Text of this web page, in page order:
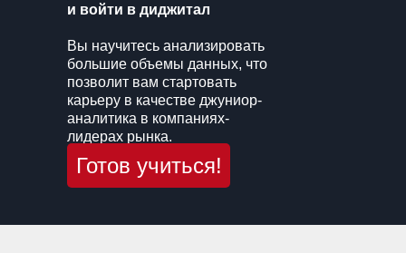
и войти в диджитал
Вы научитесь анализировать
большие объемы данных, что
позволит вам стартовать
карьеру в качестве джуниор-
аналитика в компаниях-
лидерах рынка.
Готов учиться!